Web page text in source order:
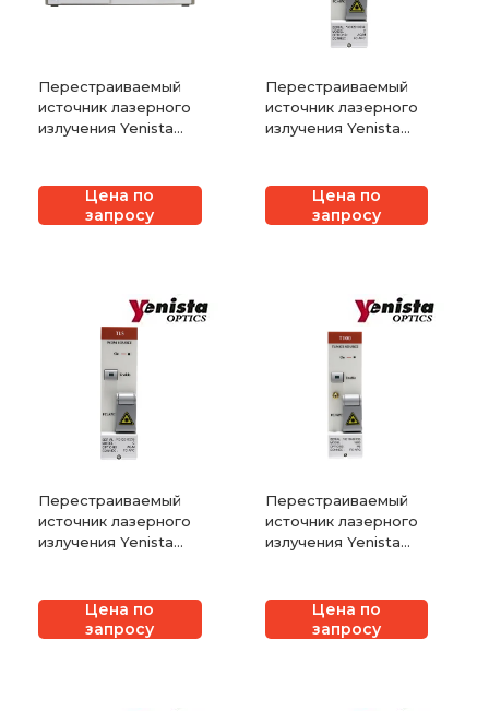
Перестраиваемый
источник лазерного
излучения Yenista
Цена по
запросу
Перестраиваемый
источник лазерного
излучения Yenista
Цена по
запросу
Перестраиваемый
источник лазерного
излучения Yenista
Цена по
запросу
Перестраиваемый
источник лазерного
излучения Yenista
Цена по
запросу